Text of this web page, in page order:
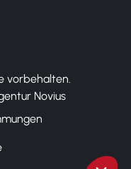
vorbehalten.
Novius